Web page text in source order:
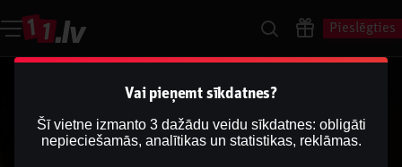
Pieslēgties
Vai pieņemt sīkdatnes?
Šī vietne izmanto 3 dažādu veidu sīkdatnes: obligāti
nepieciešamās, analītikas un statistikas, reklāmas.